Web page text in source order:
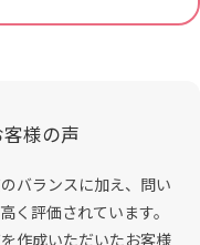
様の声
バランスに加え、問い
く評価されています。
作成いただいたお客様